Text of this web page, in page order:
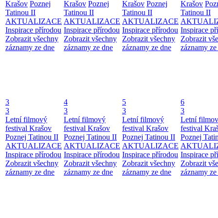
Krašov Poznej
Tatinou II
AKTUALIZACE
Inspirace přírodou
Zobrazit všechny
záznamy ze dne
Krašov Poznej
Tatinou II
AKTUALIZACE
Inspirace přírodou
Zobrazit všechny
záznamy ze dne
Krašov Poznej
Tatinou II
AKTUALIZACE
Inspirace přírodou
Zobrazit všechny
záznamy ze dne
Krašov
Tatinou II
Inspirace
Zobrazit
záznamy
3
3
Letní filmový
festival Krašov
Poznej Tatinou II
AKTUALIZACE
Inspirace přírodou
Zobrazit všechny
záznamy ze dne
4
3
Letní filmový
festival Krašov
Poznej Tatinou II
AKTUALIZACE
Inspirace přírodou
Zobrazit všechny
záznamy ze dne
5
3
Letní filmový
festival Krašov
Poznej Tatinou II
AKTUALIZACE
Inspirace přírodou
Zobrazit všechny
záznamy ze dne
6
3
Letní
festival
Poznej
Inspirace
Zobrazit
záznamy